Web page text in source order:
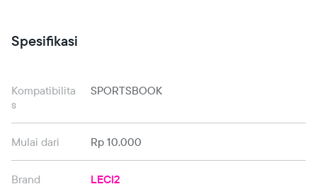
Spesifikasi
Kompatibilita
s
SPORTSBOOK
Mulai dari Rp 10.000
Brand LECI2